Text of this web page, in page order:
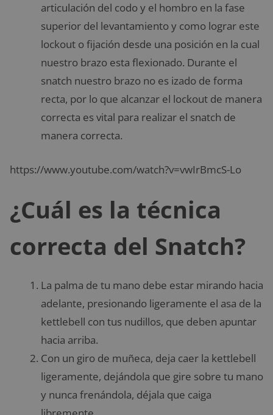
articulación del codo y el hombro en la fase
superior del levantamiento y como lograr este
lockout o fijación desde una posición en la cual
nuestro brazo esta flexionado. Durante el
snatch nuestro brazo no es izado de forma
recta, por lo que alcanzar el lockout de manera
correcta es vital para realizar el snatch de
manera correcta.
https://www.youtube.com/watch?v=vwIrBmcS-Lo
¿Cuál es la técnica
correcta del Snatch?
La palma de tu mano debe estar mirando hacia
adelante, presionando ligeramente el asa de la
kettlebell con tus nudillos, que deben apuntar
hacia arriba.
Con un giro de muñeca, deja caer la kettlebell
ligeramente, dejándola que gire sobre tu mano
y nunca frenándola, déjala que caiga